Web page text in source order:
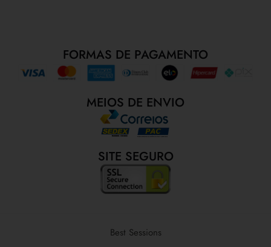
FORMAS DE PAGAMENTO
MEIOS DE ENVIO
SITE SEGURO
Best Sessions